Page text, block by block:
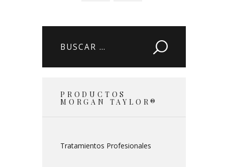
Buscar:
PRODUCTOS
MORGAN TAYLOR®
Tratamientos Profesionales